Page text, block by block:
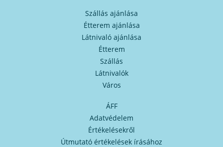
Szállás ajánlása
Étterem ajánlása
Látnivaló ajánlása
Étterem
Szállás
Látnivalók
Város
ÁFF
Adatvédelem
Értékelésekről
Útmutató értékelések írásához